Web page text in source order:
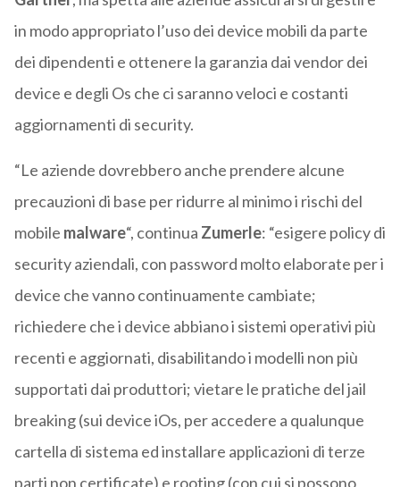
in modo appropriato l’uso dei device mobili da parte
dei dipendenti e ottenere la garanzia dai vendor dei
device e degli Os che ci saranno veloci e costanti
aggiornamenti di security.
“Le aziende dovrebbero anche prendere alcune
precauzioni di base per ridurre al minimo i rischi del
mobile malware“, continua Zumerle: “esigere policy di
security aziendali, con password molto elaborate per i
device che vanno continuamente cambiate;
richiedere che i device abbiano i sistemi operativi più
recenti e aggiornati, disabilitando i modelli non più
supportati dai produttori; vietare le pratiche del jail
breaking (sui device iOs, per accedere a qualunque
cartella di sistema ed installare applicazioni di terze
parti non certificate) e rooting (con cui si possono